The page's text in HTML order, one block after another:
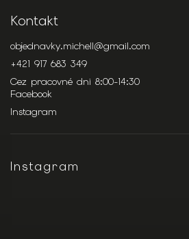
Kontakt
objednavky.michell@gmail.com
+421 917 683 349
Cez pracovné dni 8:00-14:30
Facebook
Instagram
Instagram